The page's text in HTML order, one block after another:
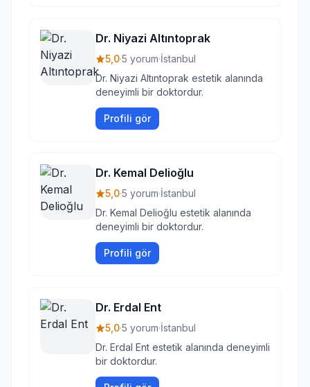
Dr. Niyazi Altıntoprak
5,0·5 yorum·İstanbul
Dr. Niyazi Altıntoprak estetik alanında
deneyimli bir doktordur.
Profili gör
Dr. Kemal Delioğlu
5,0·5 yorum·İstanbul
Dr. Kemal Delioğlu estetik alanında
deneyimli bir doktordur.
Profili gör
Dr. Erdal Ent
5,0·5 yorum·İstanbul
Dr. Erdal Ent estetik alanında deneyimli
bir doktordur.